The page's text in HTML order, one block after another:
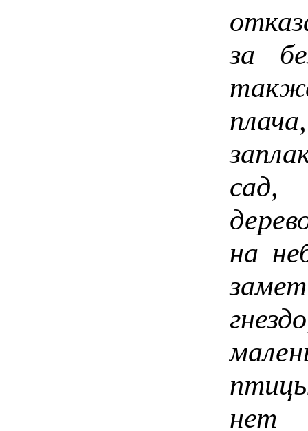
за
сад,
на
нет